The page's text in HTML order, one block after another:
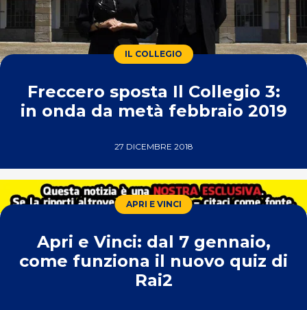
IL COLLEGIO
Freccero sposta Il Collegio 3:
in onda da metà febbraio 2019
27 DICEMBRE 2018
APRI E VINCI
Apri e Vinci: dal 7 gennaio,
come funziona il nuovo quiz di
Rai2